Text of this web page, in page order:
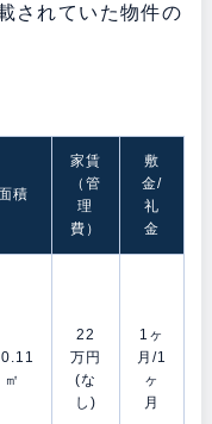
されていた物件の
積
家賃
（管
理
費）
敷
金/
礼
金
㎡
22
万円
(な
し)
1ヶ
月/1
ヶ
月